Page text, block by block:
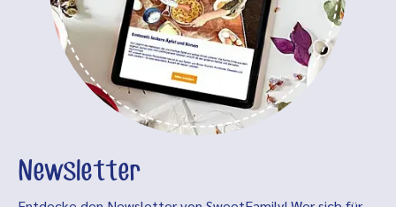
Newsletter